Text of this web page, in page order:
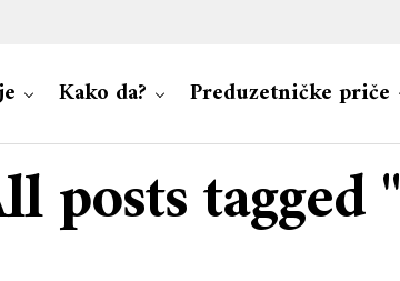
Kako da? Preduzetničke priče
posts